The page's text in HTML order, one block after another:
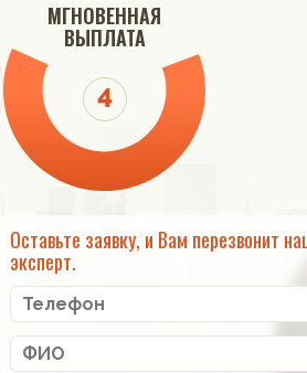
МГНОВЕННАЯ
ВЫПЛАТА
Оставьте заявку, и Вам перезвонит
эксперт.